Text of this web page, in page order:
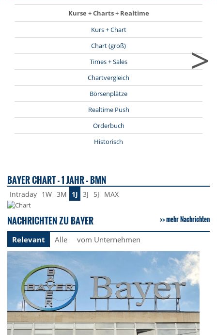
Kurse + Charts + Realtime
Kurs + Chart
Chart (groß)
Times + Sales
Chartvergleich
Börsenplätze
Realtime Push
Orderbuch
Historisch
>
BAYER CHART - 1 JAHR - BMN
Intraday 1W 3M 1J 3J 5J MAX
NACHRICHTEN ZU BAYER mehr Nachrichten
Relevant Alle vom Unternehmen